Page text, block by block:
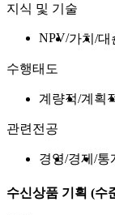
지식 및 기술
NPV 가치 대
수행태도
계량적 계획
관련전공
경영 경제 통
수신상품 기획 (수